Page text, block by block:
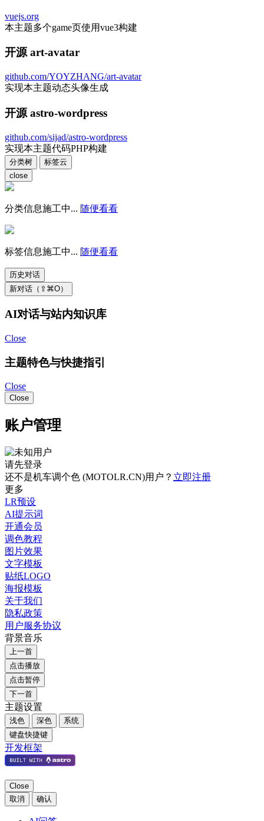
vuejs.org
本主题多个game页使用vue3构建
开源 art-avatar
github.com/YOYZHANG/art-avatar
实现本主题动态头像生成
开源 astro-wordpress
github.com/sijad/astro-wordpress
实现本主题代码PHP构建
分类树
标签云
close
分类信息施工中... 随便看看
标签信息施工中... 随便看看
历史对话
新对话（⇧⌘O）
AI对话与站内知识库
Close
主题特色与快捷指引
Close
Close
账户管理
请先登录
还不是机车调个色 (MOTOLR.CN)用户？ 立即注册
更多
LR预设
AI提示词
开通会员
调色教程
图片效果
文字模板
贴纸LOGO
海报模板
关于我们
隐私政策
用户服务协议
背景音乐
上一首
点击播放
点击暂停
下一首
主题设置
浅色 深色
系统
键盘快捷键
开发框架
Close
取消
确认